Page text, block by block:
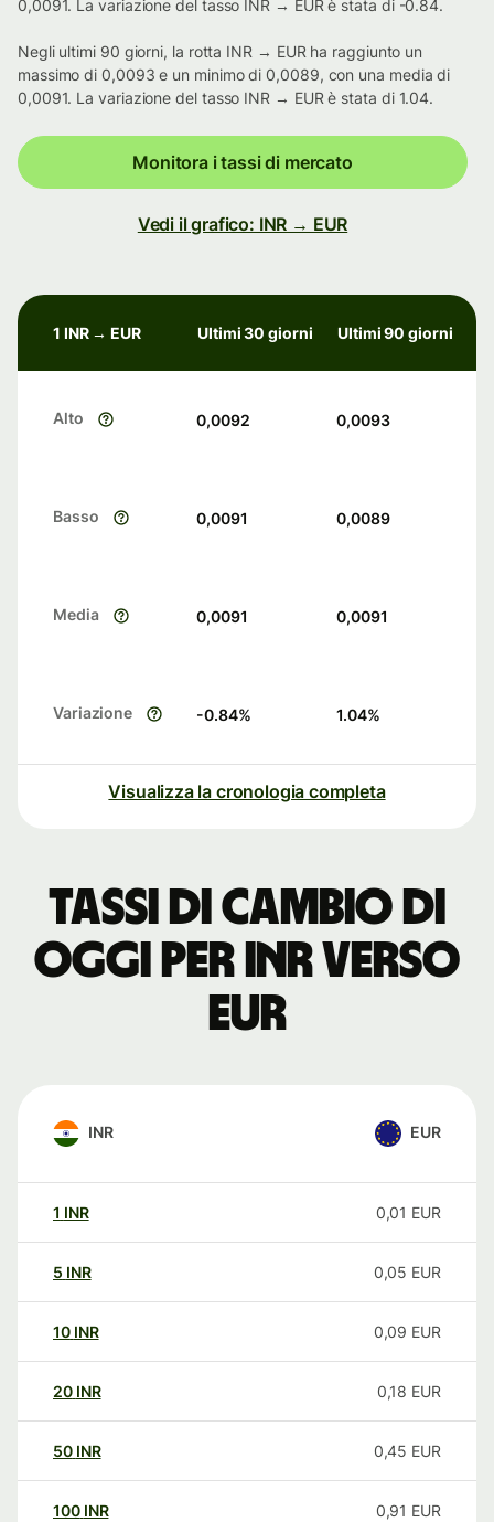
0,0091. La variazione del tasso INR → EUR è stata di -0.84.
Negli ultimi 90 giorni, la rotta INR → EUR ha raggiunto un
massimo di 0,0093 e un minimo di 0,0089, con una media di
0,0091. La variazione del tasso INR → EUR è stata di 1.04.
Monitora i tassi di mercato
Vedi il grafico: INR → EUR
1 INR → EUR Ultimi 30 giorni Ultimi 90 giorni
Alto 0,0092 0,0093
Basso 0,0091 0,0089
Media 0,0091 0,0091
Variazione -0.84% 1.04%
Visualizza la cronologia completa
Tassi di cambio di
oggi per INR verso
EUR
INR EUR
1 INR 0,01 EUR
5 INR 0,05 EUR
10 INR 0,09 EUR
20 INR 0,18 EUR
50 INR 0,45 EUR
100 INR 0,91 EUR